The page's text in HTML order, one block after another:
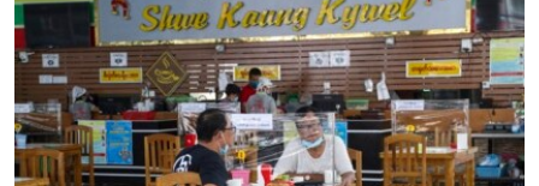
ကျော်
ကြည့်
ပင်မ
အ
ညွန်း
အမေရိကန်သုံးအီဒီယံ
မကြေးမုံရဲ့ အင်္ဂလိပ်စာ
ရုပ်ရှင်ထဲက အင်္ဂလိပ်စာ
သုတပဒေသာ အင်္ဂလိပ်စာ
အပတ်စဉ်ကဏ္ဍများ
ရေဒီယို
တီဗွီ
ရေဒီယိုနှင့်ရုပ်သံ အချက်အလက်များ
ရေဒီယို/တီဗွီအစီအစဉ်
Learning English